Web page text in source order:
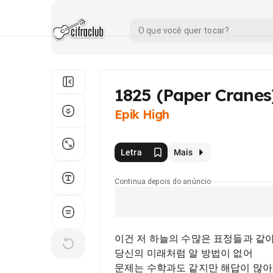
1825 (Paper
Epik High
Letra Mais
Continua depois do anúncio
이건 저 하늘의 수많은 표정들과 같
당신의 미래처럼 알 방법이 없어
문제는 수학과도 같지만 해답이 많